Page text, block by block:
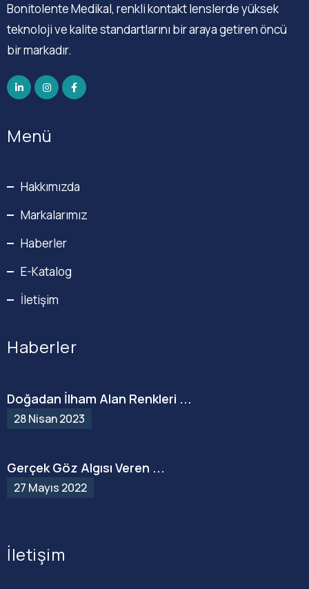
Bonitolente Medikal, renkli kontakt lenslerde yüksek
teknoloji ve kalite standartlarını bir araya getiren öncü
bir markadır.
Menü
Hakkımızda
Markalarımız
Haberler
E-Katalog
İletişim
Haberler
Doğadan İlham Alan Renkleri ...
28 Nisan 2023
Gerçek Göz Algısı Veren ...
27 Mayıs 2022
İletişim